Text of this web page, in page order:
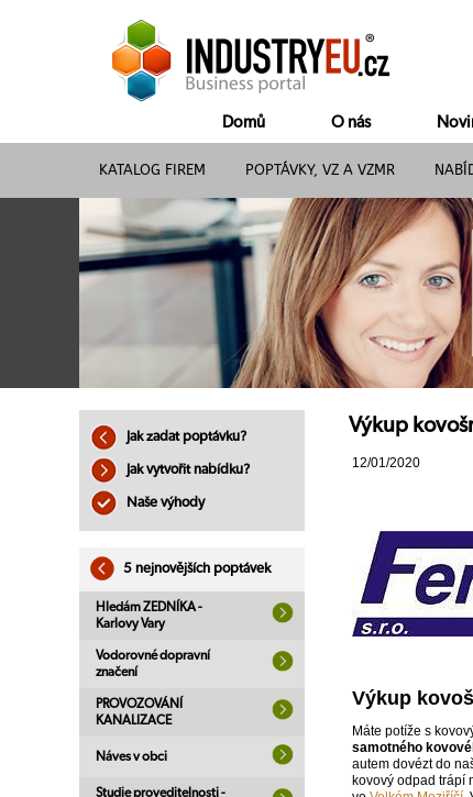
Domů O nás
KATALOG FIREM POPTÁVKY, VZ A VZMR
Jak zadat poptávku?
Jak vytvořit nabídku?
Naše výhody
5 nejnovějších poptávek
Hledám ZEDNÍKA -
Karlovy Vary
Vodorovné dopravní
značení
PROVOZOVÁNÍ
KANALIZACE
Náves v obci
Studie proveditelnosti -
Výkup
12/01/2020
Výkup
Máte potíže s
samotného
autem dovézt do
kovový odpad trápí